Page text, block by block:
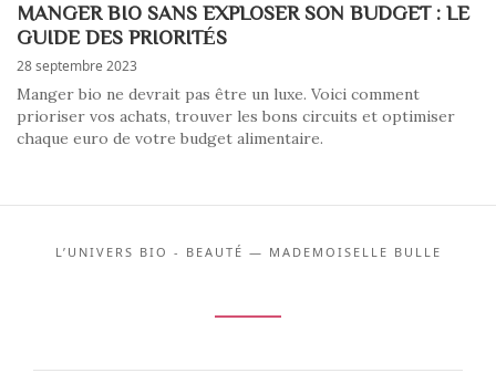
MANGER BIO SANS EXPLOSER SON BUDGET : LE
GUIDE DES PRIORITÉS
28 septembre 2023
Manger bio ne devrait pas être un luxe. Voici comment
prioriser vos achats, trouver les bons circuits et optimiser
chaque euro de votre budget alimentaire.
L’UNIVERS BIO - BEAUTÉ — MADEMOISELLE BULLE